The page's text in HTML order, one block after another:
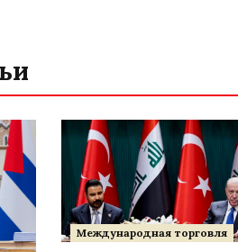
Международная торговля